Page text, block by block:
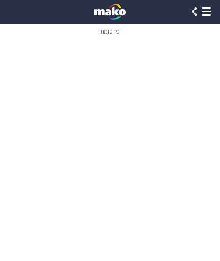
פרסומת